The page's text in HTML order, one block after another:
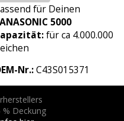
für Deinen
5000
für ca 4.000.000
Nr.:C43S015371
Deckung